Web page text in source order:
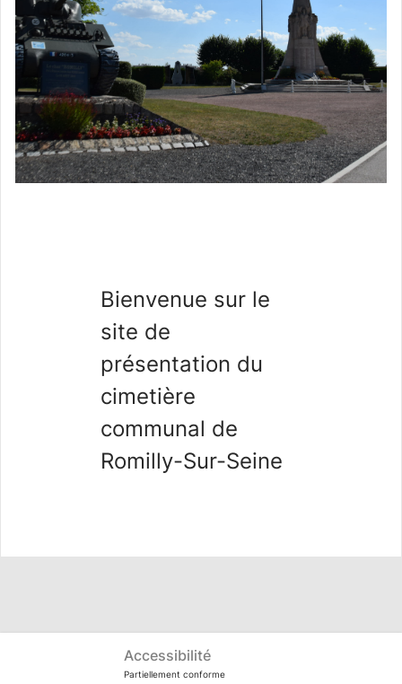
Bienvenue sur le
site de
présentation du
cimetière
communal de
Romilly-Sur-Seine
Accessibilité
Partiellement conforme